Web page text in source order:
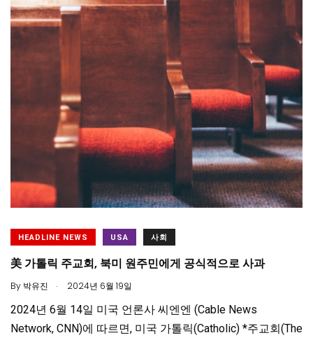
HEADLINE NEWS USA 사회
美 가톨릭 주교회, 북미 원주민에게 공식적으로 사과
By 박유진 . 2024년 6월 19일
2024년 6월 14일 미국 언론사 씨엔엔 (Cable News
Network, CNN)에 따르면, 미국 가톨릭(Catholic) *주교회(The